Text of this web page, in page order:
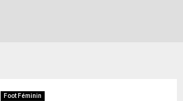
Foot Féminin